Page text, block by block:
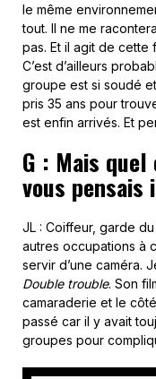
le même
tout. Il ne me
pas. Et il agit de cette
C’est d’ailleurs
groupe est si soudé et
pris 35 ans pour
est enfin arrivés. Et
G : Mais
vous
JL : Coiffeur, garde
autres occupations à
servir d’une caméra.
Double trouble. Son
camaraderie et le
passé car il y avait
groupes pour